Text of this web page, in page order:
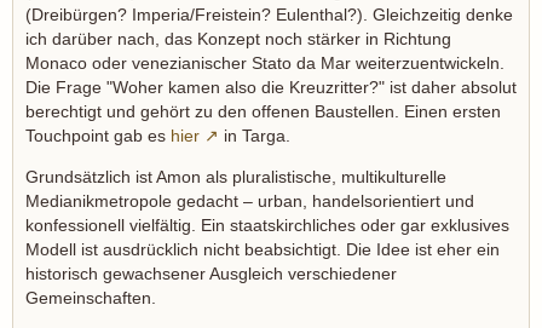
(Dreibürgen? Imperia/Freistein? Eulenthal?). Gleichzeitig denke
ich darüber nach, das Konzept noch stärker in Richtung
Monaco oder venezianischer Stato da Mar weiterzuentwickeln.
Die Frage "Woher kamen also die Kreuzritter?" ist daher absolut
berechtigt und gehört zu den offenen Baustellen. Einen ersten
Touchpoint gab es hier in Targa.
Grundsätzlich ist Amon als pluralistische, multikulturelle
Medianikmetropole gedacht – urban, handelsorientiert und
konfessionell vielfältig. Ein staatskirchliches oder gar exklusives
Modell ist ausdrücklich nicht beabsichtigt. Die Idee ist eher ein
historisch gewachsener Ausgleich verschiedener
Gemeinschaften.